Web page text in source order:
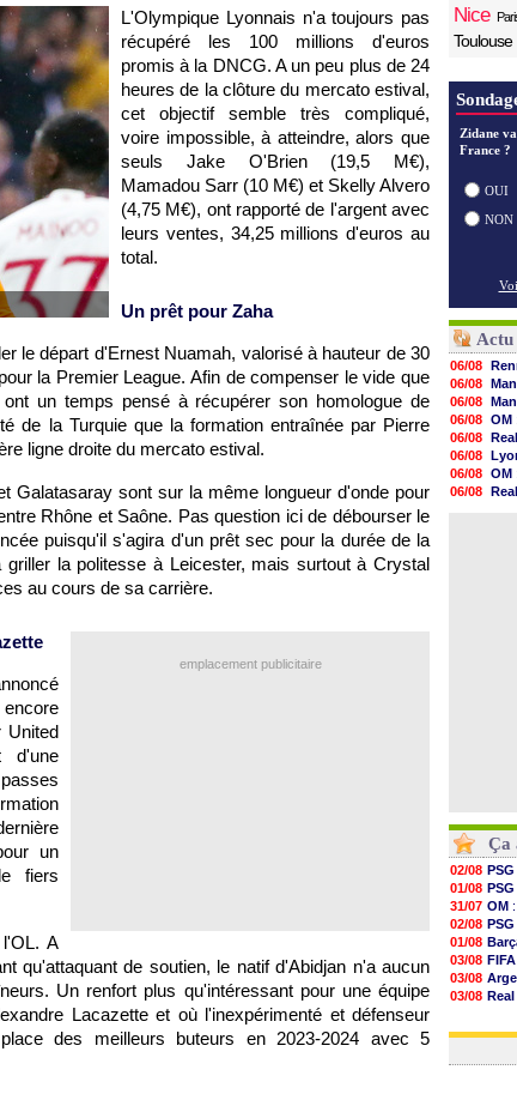
L'Olympique Lyonnais n'a toujours pas
récupéré les 100 millions d'euros
promis à la DNCG. A un peu plus de 24
heures de la clôture du mercato estival,
cet objectif semble très compliqué,
voire impossible, à atteindre, alors que
seuls Jake O'Brien (19,5 M€),
Mamadou Sarr (10 M€) et Skelly Alvero
(4,75 M€), ont rapporté de l'argent avec
leurs ventes, 34,25 millions d'euros au
total.
Un prêt pour Zaha
le départ d'Ernest Nuamah, valorisé à hauteur de 30
la Premier League. Afin de compenser le vide que
un temps pensé à récupérer son homologue de
de la Turquie que la formation entraînée par Pierre
ligne droite du mercato estival.
Galatasaray sont sur la même longueur d'onde pour
Rhône et Saône. Pas question ici de débourser le
puisqu'il s'agira d'un prêt sec pour la durée de la
la politesse à Leicester, mais surtout à Crystal
au cours de sa carrière.
emplacement publicitaire
United
d'une
un
fiers
A
qu'attaquant de soutien, le natif d'Abidjan n'a aucun
Un renfort plus qu'intéressant pour une équipe
Lacazette et où l'inexpérimenté et défenseur
des meilleurs buteurs en 2023-2024 avec 5
Nice
Toulouse
Zidane
France ?
OUI
NON
06/08
06/08
06/08
06/08 OM
06/08 Real
06/08
06/08 OM
06/08 Real
Ça
02/08 PSG
01/08 PSG
31/07 OM
02/08 PSG
01/08
03/08 FIFA
03/08
03/08 Real
31/07